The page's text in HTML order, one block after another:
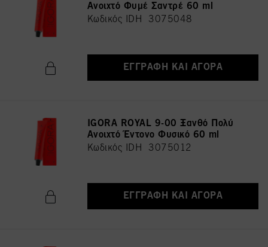
Ανοιχτό Φυμέ Σαντρέ 60 ml
Κωδικός IDH 3075048
ΕΓΓΡΑΦΉ ΚΑΙ ΑΓΟΡΆ
IGORA ROYAL 9-00 Ξανθό Πολύ
Ανοιχτό Έντονο Φυσικό 60 ml
Κωδικός IDH 3075012
ΕΓΓΡΑΦΉ ΚΑΙ ΑΓΟΡΆ